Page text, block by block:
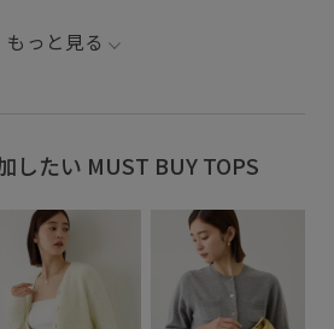
もっと見る
したい MUST BUY TOPS